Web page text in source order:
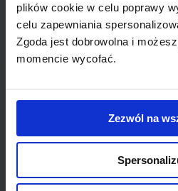
plików cookie w celu poprawy
celu zapewniania
Zgoda jest dobrowolna i
momencie wycofać.
Zezwól na
przelew, gotówka,
LINIA
LOT